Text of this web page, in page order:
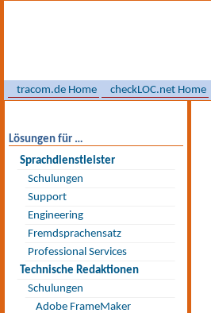
tracom.de Home checkLOC.net Home
Lösungen für …
Sprach­dienst­leister
Schulungen
Support
Engineering
Fremdsprachensatz
Professional Services
Technische Redaktionen
Schulungen
Adobe FrameMaker